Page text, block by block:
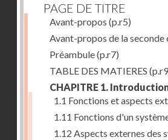
PAGE DE TITRE
Avant-propos (p.r5)
Avant-propos de la seconde
Préambule(p.r7)
TABLE DES MATIERES
CHAPITRE 1.
1.1 Fonctions et aspects
1.11 Fonctions d'un
1.12 Aspects externes des